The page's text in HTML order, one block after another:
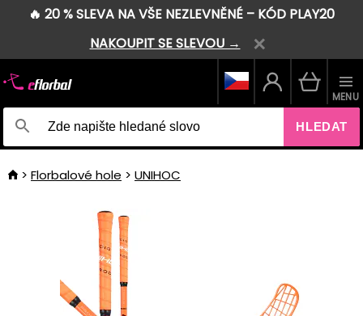
🔥 20 % SLEVA NA VŠE NEZLEVNĚNÉ – KÓD PLAY20
NAKOUPIT SE SLEVOU →
HLEDAT
MENU
Florbalové hole UNIHOC